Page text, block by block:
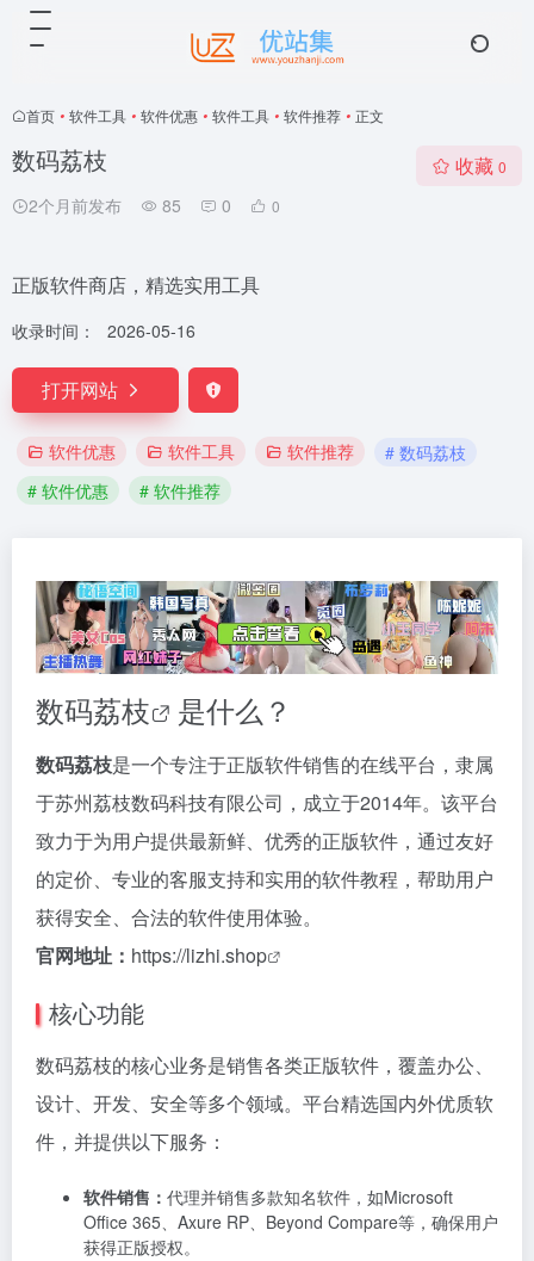
首页 • 软件工具 • 软件优惠 • 软件工具 • 软件推荐 • 正文
数码荔枝
2个月前发布 85 0 0
收藏 0
正版软件商店，精选实用工具
收录时间： 2026-05-16
打开网站
软件优惠 软件工具 软件推荐
# 数码荔枝
# 软件优惠
# 软件推荐
数码荔枝 是什么？
数码荔枝是一个专注于正版软件销售的在线平台，隶属
于苏州荔枝数码科技有限公司，成立于2014年。该平台
致力于为用户提供最新鲜、优秀的正版软件，通过友好
的定价、专业的客服支持和实用的软件教程，帮助用户
获得安全、合法的软件使用体验。
官网地址： https://lizhi.shop
核心功能
数码荔枝的核心业务是销售各类正版软件，覆盖办公、
设计、开发、安全等多个领域。平台精选国内外优质软
件，并提供以下服务：
软件销售： 代理并销售多款知名软件，如Microsoft
Office 365、Axure RP、Beyond Compare等，确保用户
获得正版授权。